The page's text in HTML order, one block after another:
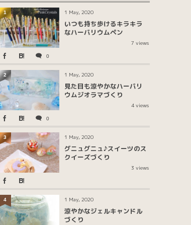
ミルクティ
メッセージ
リング
ワークショップ
体験 動物
占い
夏
大きい
宝石
実用品
木
歯固め
歯固めジュエリー
涼しげ
涼やか 発砲
石鹸
筆
筆文字
赤ちゃん
1 May, 2020
いつも持ち歩けるキラキラ
なハーバリウムペン
7 views
0
1
1 May, 2020
見た目も涼やかなハーバリ
ウムジオラマづくり
4 views
0
2
1 May, 2020
グニュグニュ♪スイーツのス
クイーズづくり
3 views
3
1 May, 2020
涼やかなジェルキャンドル
づくり
4